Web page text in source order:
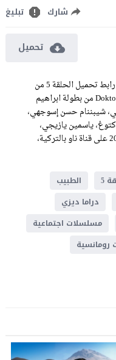
شارك تبليغ
تحميل
مشاهدة مسلسل الطبيب الحلقة 5 مترجمة رابط تحميل الحلقة 5 من
الطبيب حياة أخرى Doktor: Başka Hayatta EP05 من بطولة ابراهيم
شيبننام حسن إسوجهي،
ياسمين يازيجي،
وبيرك أوزجور، وتعرض حلقات الطبيب 2026 على قناة ناو بالتركية،
5
الطبيب
دراما ديزي
مسلسلات اجتماعية